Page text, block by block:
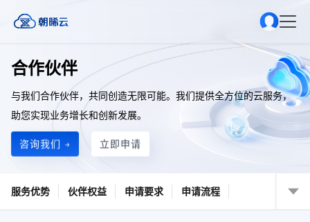
合作伙伴
与我们合作伙伴，共同创造无限可能。我们提供全方位的云服务，
助您实现业务增长和创新发展。
咨询我们 → 立即申请
服务优势 伙伴权益 申请要求 申请流程